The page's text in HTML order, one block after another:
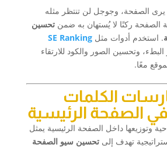
يرى الصفحة، وجوجل لن تنتظر مثله
الصفحة ركنًا لا يُستهان به ضمن تحسين
. استخدم أدوات مثل SE Ranking
البطء، وتحسين الصور والكود للارتقاء
معًا.
الكلمات
في الصفحة الرئيسية
وتوزيعها داخل الصفحة الرئيسية يمثل
تهدف إلى تحسين سيو الصفحة